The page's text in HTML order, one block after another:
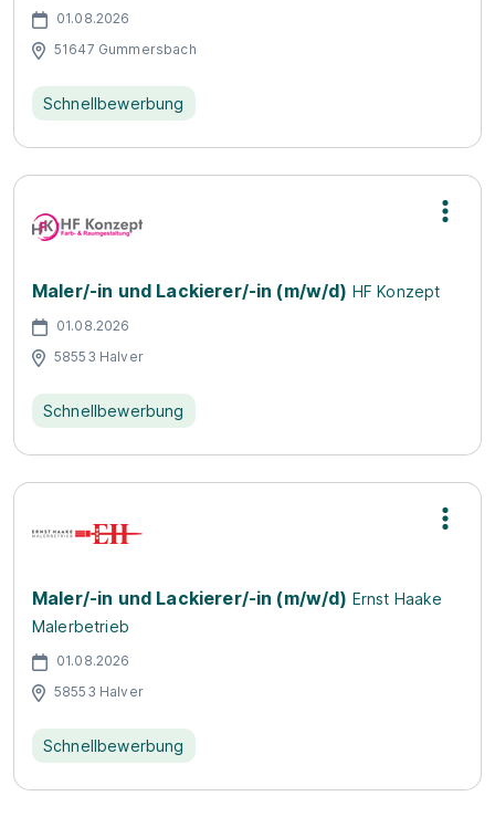
01.08.2026
51647 Gummersbach
Schnellbewerbung
Maler/-in und Lackierer/-in (m/w/d) HF Konzept
01.08.2026
58553 Halver
Schnellbewerbung
Maler/-in und Lackierer/-in (m/w/d) Ernst Haake
Malerbetrieb
01.08.2026
58553 Halver
Schnellbewerbung